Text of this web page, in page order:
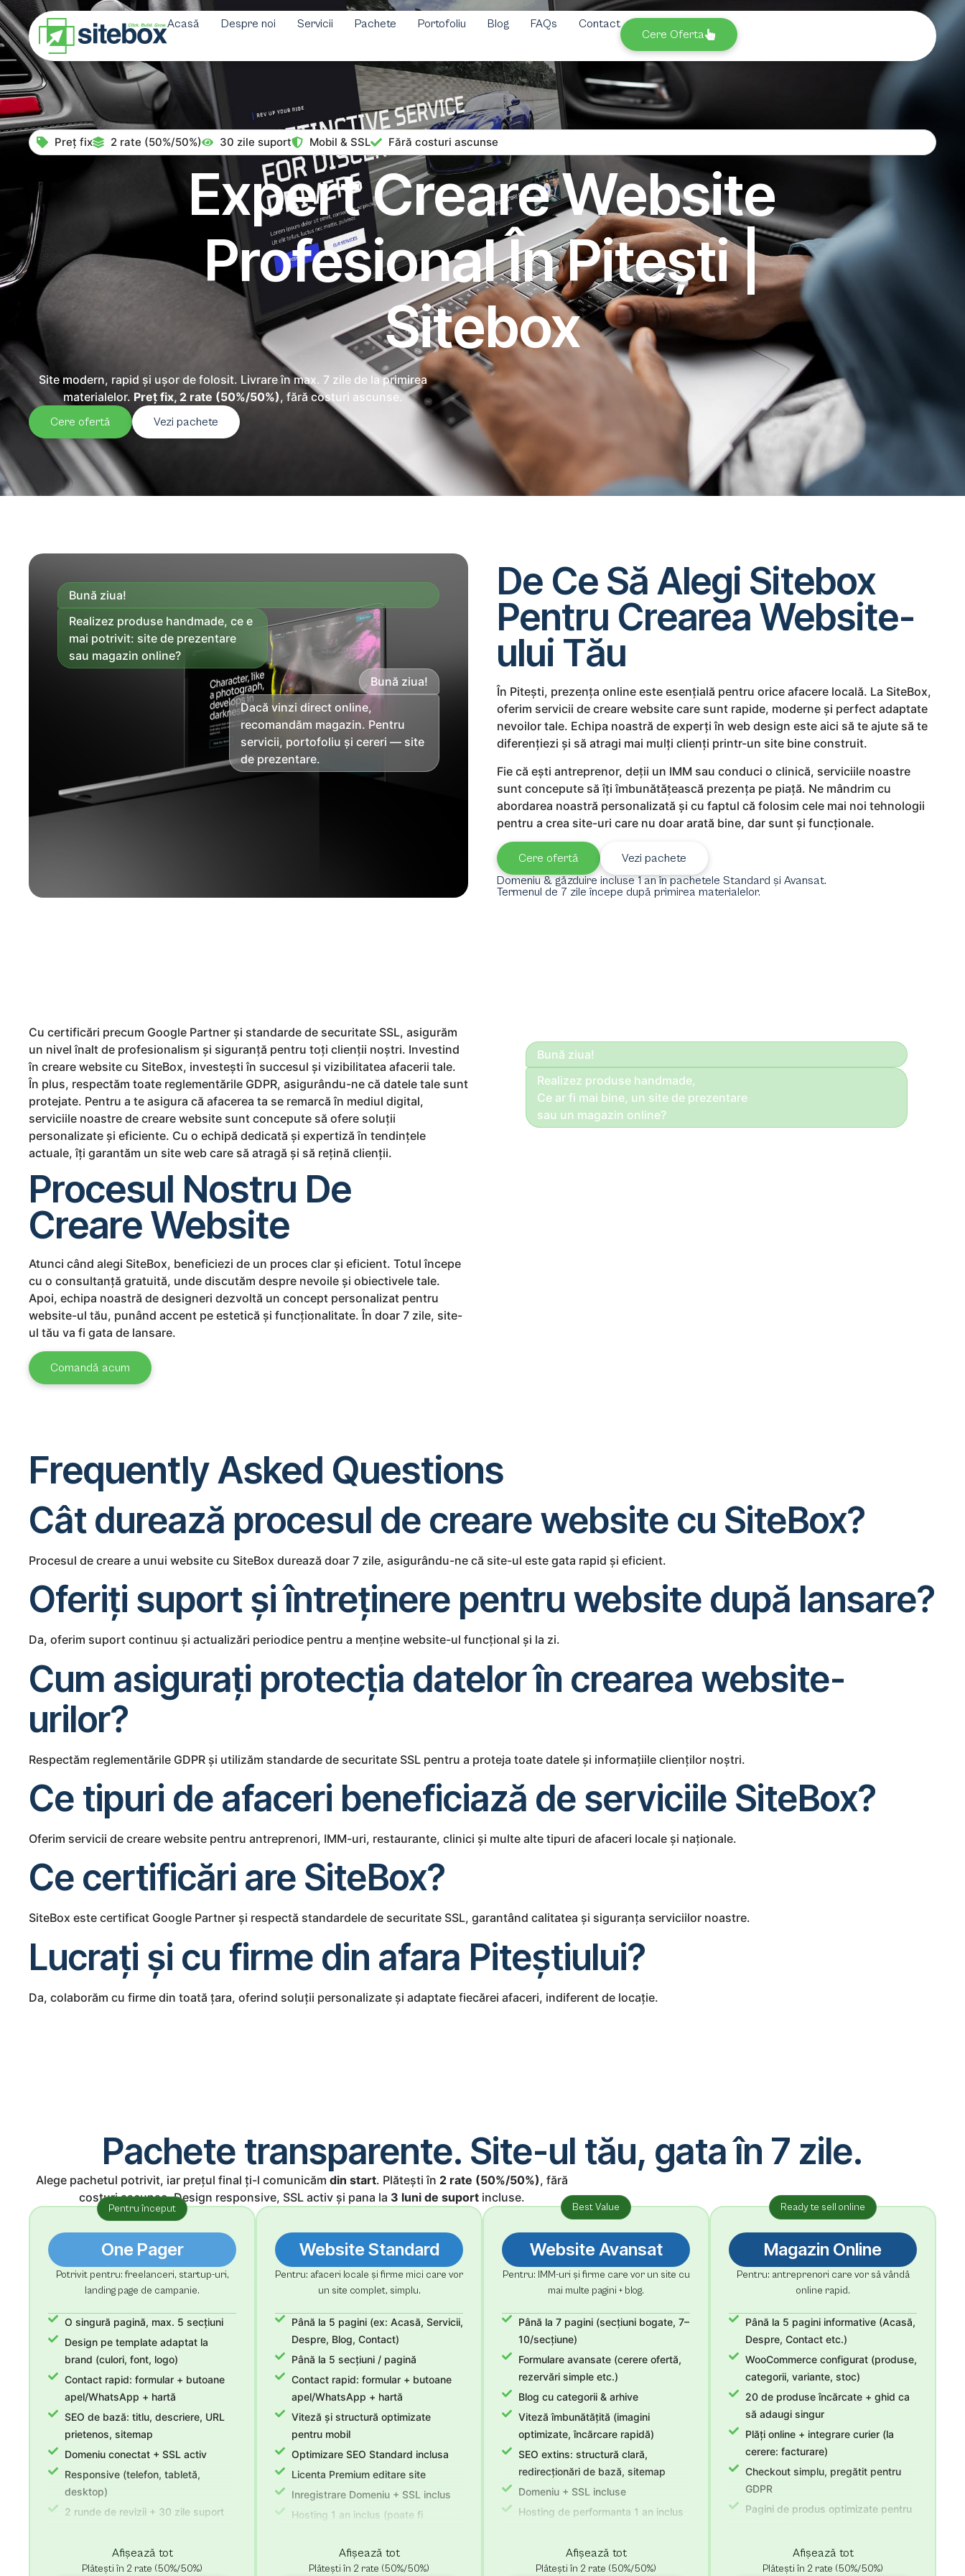
Acasă Despre noi Servicii Pachete Portofoliu Blog FAQs
Contact
Cere Oferta
Preț fix 2 rate (50%/50%) 30 zile suport Mobil & SSL Fără costuri ascunse
Expert Creare Website
Profesional În Pitești |
Sitebox
Site modern, rapid și ușor de folosit. Livrare în max. 7 zile de la primirea
materialelor. Preț fix, 2 rate (50%/50%), fără costuri ascunse.
Cere ofertă Vezi pachete
Bună ziua!
Realizez produse handmade, ce e
mai potrivit: site de prezentare
sau magazin online?
Bună ziua!
Dacă vinzi direct online,
recomandăm magazin. Pentru
servicii, portofoliu și cereri — site
de prezentare.
De Ce Să Alegi Sitebox
Pentru Crearea Website-
ului Tău
În Pitești, prezența online este esențială pentru orice afacere locală. La SiteBox,
oferim servicii de creare website care sunt rapide, moderne și perfect adaptate
nevoilor tale. Echipa noastră de experți în web design este aici să te ajute să te
diferențiezi și să atragi mai mulți clienți printr-un site bine construit.
Fie că ești antreprenor, deții un IMM sau conduci o clinică, serviciile noastre
sunt concepute să îți îmbunătățească prezența pe piață. Ne mândrim cu
abordarea noastră personalizată și cu faptul că folosim cele mai noi tehnologii
pentru a crea site-uri care nu doar arată bine, dar sunt și funcționale.
Cere ofertă
Vezi pachete
Domeniu & găzduire incluse 1 an în pachetele Standard și Avansat.
Termenul de 7 zile începe după primirea materialelor.
Cu certificări precum Google Partner și standarde de securitate SSL, asigurăm
un nivel înalt de profesionalism și siguranță pentru toți clienții noștri. Investind
în creare website cu SiteBox, investești în succesul și vizibilitatea afacerii tale.
În plus, respectăm toate reglementările GDPR, asigurându-ne că datele tale sunt
protejate. Pentru a te asigura că afacerea ta se remarcă în mediul digital,
serviciile noastre de creare website sunt concepute să ofere soluții
personalizate și eficiente. Cu o echipă dedicată și expertiză în tendințele
actuale, îți garantăm un site web care să atragă și să rețină clienții.
Procesul Nostru De
Creare Website
Atunci când alegi SiteBox, beneficiezi de un proces clar și eficient. Totul începe
cu o consultanță gratuită, unde discutăm despre nevoile și obiectivele tale.
Apoi, echipa noastră de designeri dezvoltă un concept personalizat pentru
website-ul tău, punând accent pe estetică și funcționalitate. În doar 7 zile, site-
ul tău va fi gata de lansare.
Comandă acum
Bună ziua!
Realizez produse handmade,
Ce ar fi mai bine, un site de prezentare
sau un magazin online?
Frequently Asked Questions
Cât durează procesul de creare website cu SiteBox?
Procesul de creare a unui website cu SiteBox durează doar 7 zile, asigurându-ne că site-ul este gata rapid și eficient.
Oferiți suport și întreținere pentru website după lansare?
Da, oferim suport continuu și actualizări periodice pentru a menține website-ul funcțional și la zi.
Cum asigurați protecția datelor în crearea website-
urilor?
Respectăm reglementările GDPR și utilizăm standarde de securitate SSL pentru a proteja toate datele și informațiile clienților noștri.
Ce tipuri de afaceri beneficiază de serviciile SiteBox?
Oferim servicii de creare website pentru antreprenori, IMM-uri, restaurante, clinici și multe alte tipuri de afaceri locale și naționale.
Ce certificări are SiteBox?
SiteBox este certificat Google Partner și respectă standardele de securitate SSL, garantând calitatea și siguranța serviciilor noastre.
Lucrați și cu firme din afara Piteștiului?
Da, colaborăm cu firme din toată țara, oferind soluții personalizate și adaptate fiecărei afaceri, indiferent de locație.
Pachete transparente. Site-ul tău, gata în 7 zile.
Alege pachetul potrivit, iar prețul final ți-l comunicăm din start. Plătești în 2 rate (50%/50%), fără
costuri ascunse. Design responsive, SSL activ și pana la 3 luni de suportincluse.
One Pager
Potrivit pentru: freelanceri, startup-uri,
landing page de campanie.
Pentru început
O singură pagină, max. 5 secțiuni
Design pe template adaptat la
brand (culori, font, logo)
Contact rapid: formular + butoane
apel/WhatsApp + hartă
SEO de bază: titlu, descriere, URL
prietenos, sitemap
Domeniu conectat + SSL activ
Responsive (telefon, tabletă,
desktop)
2 runde de revizii + 30 zile suport
Hosting 1 an inclus (poate fi
prelungit dupa un an)
Afișează tot
Plătești în 2 rate (50%/50%)
Website Standard
Pentru: afaceri locale și firme mici care vor
un site complet, simplu.
Până la 5 pagini (ex: Acasă, Servicii,
Despre, Blog, Contact)
Până la 5 secțiuni / pagină
Contact rapid: formular + butoane
apel/WhatsApp + hartă
Viteză și structură optimizate
pentru mobil
Optimizare SEO Standard inclusa
Licenta Premium editare site
Inregistrare Domeniu + SSL inclus
Hosting 1 an inclus (poate fi
Revizii nelimitate + 30 zile suport
Afișează tot
Plătești în 2 rate (50%/50%)
Website Avansat
Pentru: IMM-uri și firme care vor un site cu
mai multe pagini + blog.
Până la 7 pagini (secțiuni bogate, 7–
10/secțiune)
Formulare avansate (cerere ofertă,
rezervări simple etc.)
Blog cu categorii & arhive
Viteză îmbunătățită (imagini
optimizate, încărcare rapidă)
SEO extins: structură clară,
redirecționări de bază, sitemap
Domeniu + SSL incluse
Hosting de performanta 1 an inclus
Revizii nelimitate + 30 zile suport
Afișează tot
Plătești în 2 rate (50%/50%)
Best Value
Magazin Online
Pentru: antreprenori care vor să vândă
online rapid.
Până la 5 pagini informative (Acasă,
Despre, Contact etc.)
WooCommerce configurat (produse,
categorii, variante, stoc)
20 de produse încărcate + ghid ca
să adaugi singur
Plăți online + integrare curier (la
cerere: facturare)
Checkout simplu, pregătit pentru
GDPR
Pagini de produs optimizate pentru
Domeniu + SSL incluse
Hosting 1 an (optimizat
Afișează tot
Plătești în 2 rate (50%/50%)
Ready te sell online